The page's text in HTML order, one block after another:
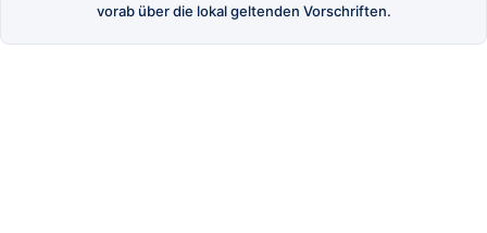
vorab über die lokal geltenden Vorschriften.